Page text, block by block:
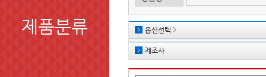
제품분류 옵션선택
제조사